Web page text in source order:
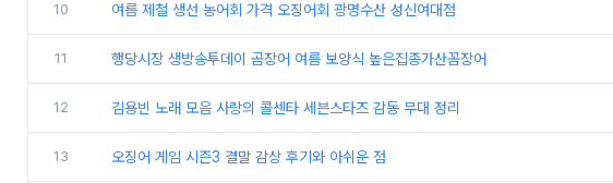
10 여름 제철 생선 농어회 가격 오징어회 광명수산 성신여대점
11 행당시장 생방송투데이 곰장어 여름 보양식 높은집종가산꼼장어
12 김용빈 노래 모음 사랑의 콜센타 세븐스타즈 감동 무대 정리
13 오징어 게임 시즌3 결말 감상 후기와 아쉬운 점